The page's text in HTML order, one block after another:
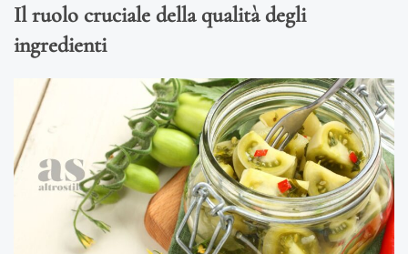
Il ruolo cruciale della qualità degli
ingredienti